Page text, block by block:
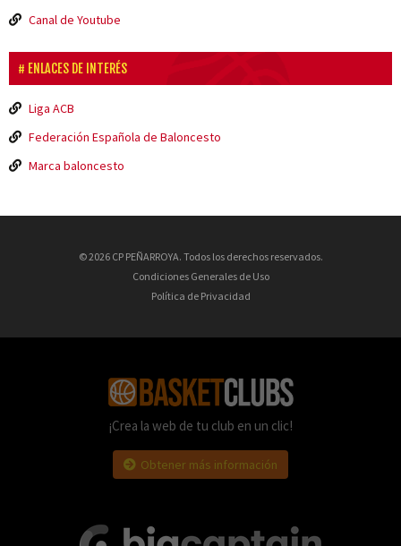
Canal de Youtube
ENLACES DE INTERÉS
Liga ACB
Federación Española de Baloncesto
Marca baloncesto
© 2026 CP PEÑARROYA. Todos los derechos reservados.
Condiciones Generales de Uso
Política de Privacidad
¡Crea la web de tu club en un clic!
Obtener más información